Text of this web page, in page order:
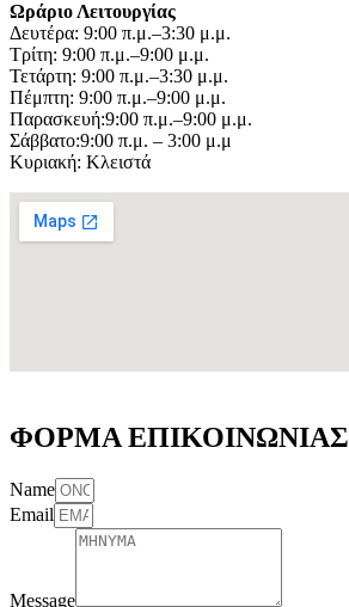
Ωράριο Λειτουργίας
Δευτέρα: 9:00 π.μ.–3:30 μ.μ.
Τρίτη: 9:00 π.μ.–9:00 μ.μ.
Τετάρτη: 9:00 π.μ.–3:30 μ.μ.
Πέμπτη: 9:00 π.μ.–9:00 μ.μ.
Παρασκευή:9:00 π.μ.–9:00 μ.μ.
Σάββατο:9:00 π.μ. – 3:00 μ.μ
Κυριακή: Κλειστά
ΦΟΡΜΑ ΕΠΙΚΟΙΝΩΝΙΑΣ
Name
Email
Message